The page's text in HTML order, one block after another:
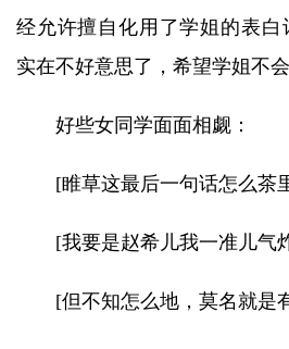
经允许擅自化用了学姐的表白
实在不好意思了，希望学姐不
好些女同学面面相觑：
[睢草这最后一句话怎么茶
[我要是赵希儿我一准儿气
[但不知怎么地，莫名就是